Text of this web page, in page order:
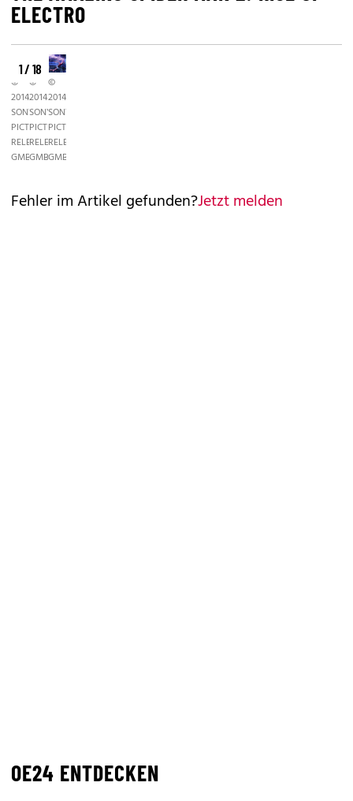
ELECTRO
1 / 18
©
2014
SONY
PICTURES
RELEASING
GMBH
©
2014
SONY
PICTURES
RELEASING
GMBH
©
2014
SONY
PICTURES
RELEASING
GMBH
Fehler im Artikel gefunden?Jetzt melden
OE24 ENTDECKEN